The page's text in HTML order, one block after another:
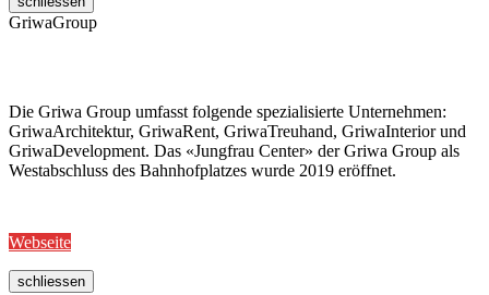
GriwaGroup
Die Griwa Group umfasst folgende spezialisierte Unternehmen:
GriwaArchitektur, GriwaRent, GriwaTreuhand, GriwaInterior und
GriwaDevelopment. Das «Jungfrau Center» der Griwa Group als
Westabschluss des Bahnhofplatzes wurde 2019 eröffnet.
Webseite
schliessen